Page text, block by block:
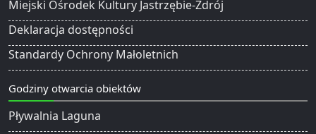
Miejski Ośrodek Kultury Jastrzębie-Zdrój
Deklaracja dostępności
Standardy Ochrony Małoletnich
Godziny otwarcia obiektów
Pływalnia Laguna